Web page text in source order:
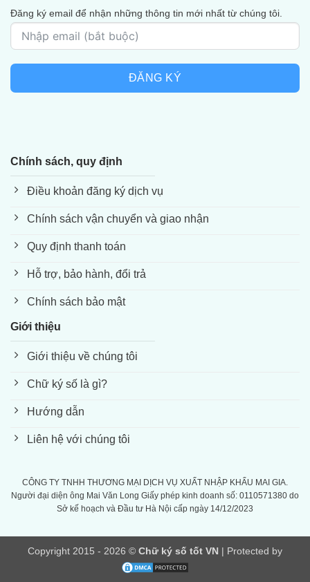
Chính sách, quy định
Điều khoản đăng ký dịch vụ
Chính sách vận chuyển và giao nhận
Quy định thanh toán
Hỗ trợ, bảo hành, đổi trả
Chính sách bảo mật
Giới thiệu
Giới thiệu về chúng tôi
Chữ ký số là gì?
Hướng dẫn
Liên hệ với chúng tôi
Đăng ký email để nhận những thông tin mới nhất từ chúng tôi.
ĐĂNG KÝ
CÔNG TY TNHH THƯƠNG MẠI DỊCH VỤ XUẤT NHẬP KHẨU MAI GIA.
Người đại diện ông Mai Văn Long Giấy phép kinh doanh số: 0110571380 do
Sở kế hoạch và Đầu tư Hà Nội cấp ngày 14/12/2023
Copyright 2015 - 2026 © Chữ ký số tốt VN | Protected by